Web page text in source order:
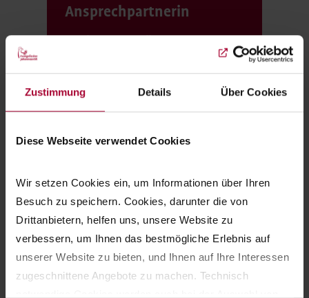
Zustimmung Details Über Cookies
Diese Webseite verwendet Cookies
Wir setzen Cookies ein, um Informationen über Ihren
Besuch zu speichern. Cookies, darunter die von
Drittanbietern, helfen uns, unsere Website zu
verbessern, um Ihnen das bestmögliche Erlebnis auf
unserer Website zu bieten, und Ihnen auf Ihre Interessen
zugeschnittene Angebote zu machen. Technisch
Ansprechpartnerin
030 33609365
johannesstift.de
Für Sie zum Download
Kontakte Juni 2026 | pdf 6.87 MB